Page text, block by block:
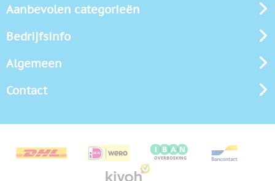
Aanbevolen categorieën
Bedrijfsinfo
Algemeen
Contact